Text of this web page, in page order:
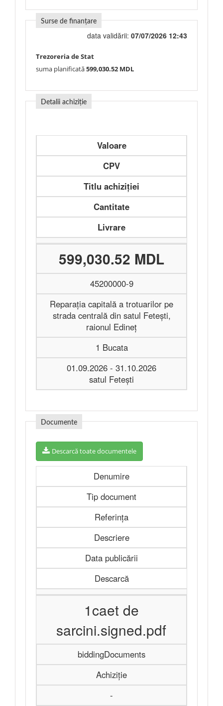
Surse de finanțare
data validării: 07/07/2026 12:43
Trezoreria de Stat
suma planificată599,030.52 MDL
Detalii achiziție
Valoare
CPV
Titlu achiziției
Cantitate
Livrare
599,030.52 MDL
45200000-9
Reparaţia capitală a trotuarilor pe
strada centrală din satul Feteşti,
raionul Edineţ
1 Bucata
01.09.2026 - 31.10.2026
satul Fetești
Documente
Descarcă toate documentele
Denumire
Tip document
Referința
Descriere
Data publicării
Descarcă
1caet de
sarcini.signed.pdf
biddingDocuments
Achiziție
-